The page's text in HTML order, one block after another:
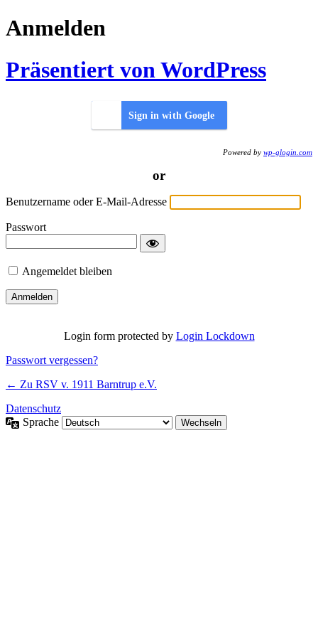
Anmelden
Präsentiert von WordPress
Sign in with Google
Powered by wp-glogin.com
or
Benutzername oder E-Mail-Adresse
Passwort
Angemeldet bleiben
Login form protected by Login Lockdown
Passwort vergessen?
← Zu RSV v. 1911 Barntrup e.V.
Datenschutz
Sprache